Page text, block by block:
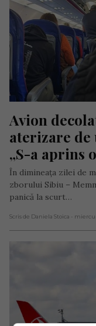
Avion
aterizare de
„S-a aprins
În dimineața zilei de
zborului Sibiu –
panică la scurt…
Scris de Daniela Stoica -